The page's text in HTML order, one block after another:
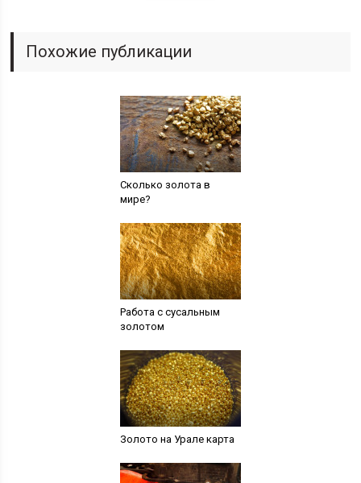
Похожие публикации
Сколько золота в
мире?
Работа с сусальным
золотом
Золото на Урале карта